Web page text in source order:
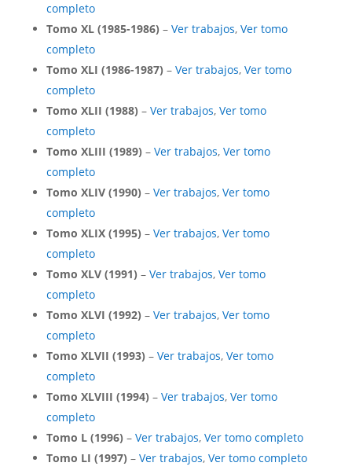
completo
Tomo XL (1985-1986) – Ver trabajos, Ver tomo
completo
Tomo XLI (1986-1987) – Ver trabajos, Ver tomo
completo
Tomo XLII (1988) – Ver trabajos, Ver tomo
completo
Tomo XLIII (1989) – Ver trabajos, Ver tomo
completo
Tomo XLIV (1990) – Ver trabajos, Ver tomo
completo
Tomo XLIX (1995) – Ver trabajos, Ver tomo
completo
Tomo XLV (1991) – Ver trabajos, Ver tomo
completo
Tomo XLVI (1992) – Ver trabajos, Ver tomo
completo
Tomo XLVII (1993) – Ver trabajos, Ver tomo
completo
Tomo XLVIII (1994) – Ver trabajos, Ver tomo
completo
Tomo L (1996) – Ver trabajos, Ver tomo completo
Tomo LI (1997) – Ver trabajos, Ver tomo completo